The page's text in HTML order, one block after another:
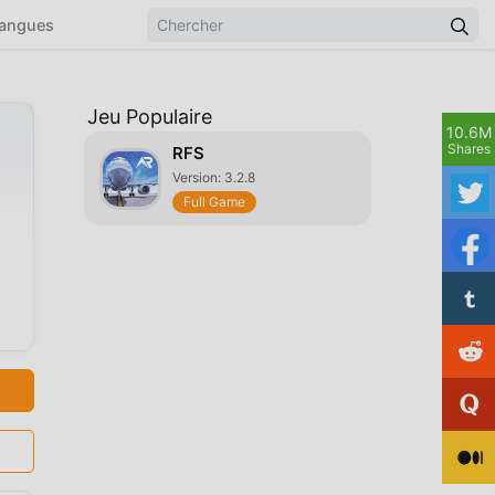
Jeu Populaire
RFS
Version: 3.2.8
Full Game
10.6M
Shares